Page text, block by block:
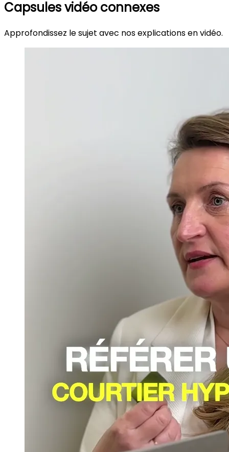
Capsules vidéo connexes
Approfondissez le sujet avec nos explications en vidéo.